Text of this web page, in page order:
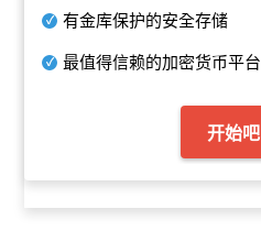
有金库保护的安全存储
最值得信赖的加密货币平台
开始吧